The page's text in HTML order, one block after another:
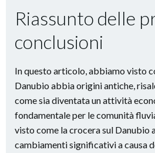
Riassunto delle
conclusioni
In questo articolo, abbiamo visto
Danubio abbia origini antiche,
come sia diventata un attività
fondamentale per le comunità
visto come la crocera sul Danubio
cambiamenti significativi a causa